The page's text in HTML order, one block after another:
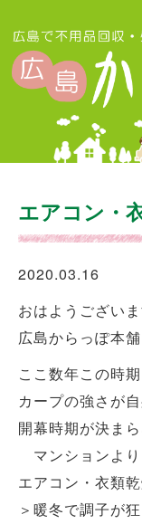
エアコン・
2020.03.16
おはようございま
広島からっぽ本舗
ここ数年この時期
カープの強さが
開幕時期が決ま
マンションより
エアコン・衣類
＞暖冬で調子が